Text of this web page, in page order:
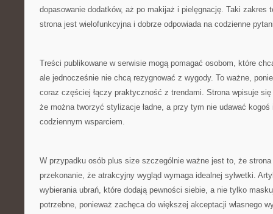
dopasowanie dodatków, aż po makijaż i pielęgnację. Taki zakres
strona jest wielofunkcyjna i dobrze odpowiada na codzienne
Treści publikowane w serwisie mogą pomagać osobom, które
ale jednocześnie nie chcą rezygnować z wygody. To ważne,
coraz częściej łączy praktyczność z trendami. Strona wpisuje
że można tworzyć stylizacje ładne, a przy tym nie udawać
codziennym wsparciem.
W przypadku osób plus size szczególnie ważne jest to, że strona
przekonanie, że atrakcyjny wygląd wymaga idealnej sylwetki.
wybierania ubrań, które dodają pewności siebie, a nie tylko
potrzebne, ponieważ zachęca do większej akceptacji własnego